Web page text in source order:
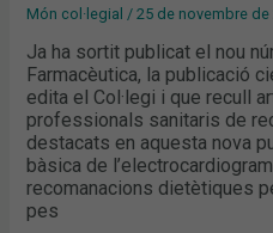
Món col·legial /25 de novembre de
Ja ha sortit publicat el nou
Farmacèutica, la publicació
edita el Col·legi i que recull
professionals sanitaris de
destacats en aquesta nova
bàsica de
recomanacions dietètiques
pes